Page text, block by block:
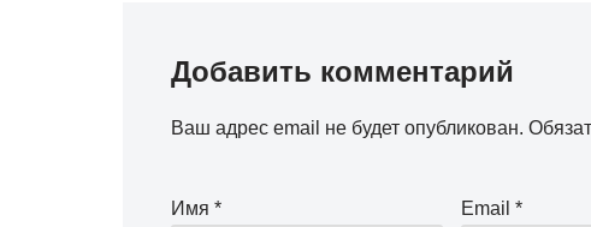
Добавить комментарий
Ваш адрес email не будет опубликован.
Имя * Email*